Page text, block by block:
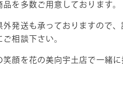
を多数ご用意しております。
発送も承っておりますので、
相談下さい。
笑顔を花の美向宇土店で一緒